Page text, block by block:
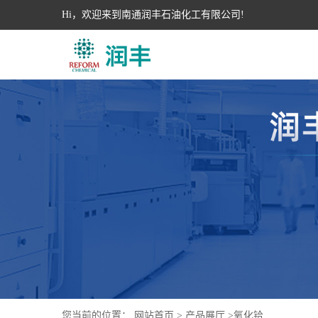
Hi，欢迎来到南通润丰石油化工有限公司!
您当前的位置： 网站首页 > 产品展厅 >氧化铪